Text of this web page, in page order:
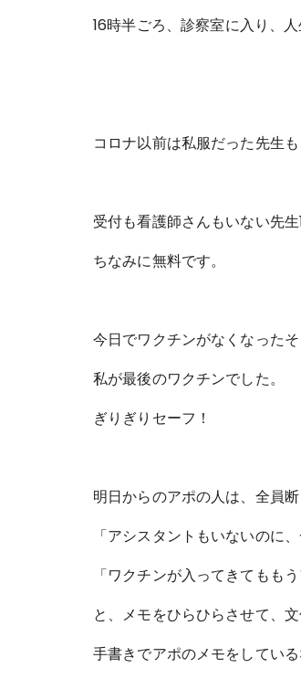
16時半ごろ、診察室に入り、
コロナ以前は私服だった先生
受付も看護師さんもいない先
ちなみに無料です。
今日でワクチンがなくなったそ
私が最後のワクチンでした。
ぎりぎりセーフ！
明日からのアポの人は、全員
「アシスタントもいないのに
「ワクチンが入ってきてもも
と、メモをひらひらさせて、文
手書きでアポのメモをしてい